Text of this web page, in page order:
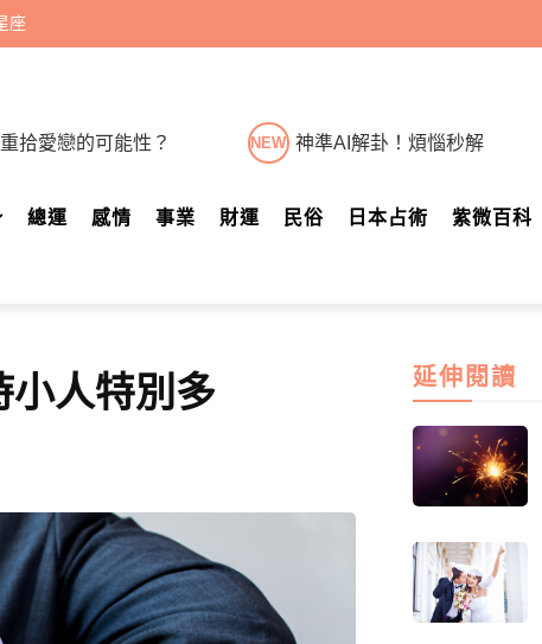
座
重拾愛戀的可能性？ NEW 神準AI解卦！煩惱秒解
總運 感情 事業 財運 民俗 日本占術 紫微百科
小人特別多 延伸閱讀